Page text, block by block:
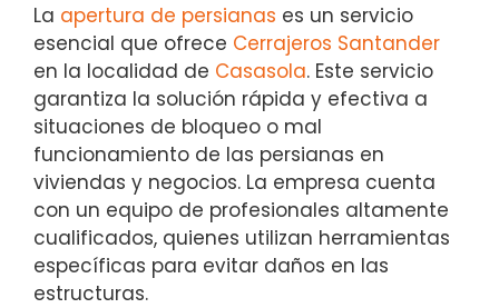
La apertura de persianas es un servicio
esencial que ofrece Cerrajeros Santander
en la localidad de Casasola. Este servicio
garantiza la solución rápida y efectiva a
situaciones de bloqueo o mal
funcionamiento de las persianas en
viviendas y negocios. La empresa cuenta
con un equipo de profesionales altamente
cualificados, quienes utilizan herramientas
específicas para evitar daños en las
estructuras.